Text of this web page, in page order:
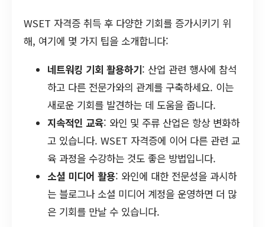
WSET 자격증 취득 후 다양한 기회를 증가시키기 위
해, 여기에 몇 가지 팁을 소개합니다:
네트워킹 기회 활용하기: 산업 관련 행사에 참석
하고 다른 전문가와의 관계를 구축하세요. 이는
새로운 기회를 발견하는 데 도움을 줍니다.
지속적인 교육: 와인 및 주류 산업은 항상 변화하
고 있습니다. WSET 자격증에 이어 다른 관련 교
육 과정을 수강하는 것도 좋은 방법입니다.
소셜 미디어 활용: 와인에 대한 전문성을 과시하
는 블로그나 소셜 미디어 계정을 운영하면 더 많
은 기회를 만날 수 있습니다.